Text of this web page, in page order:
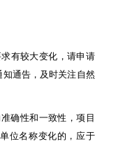
有较大变化，请申请
通告，及时关注自然
确性和一致性，项目
位名称变化的，应于